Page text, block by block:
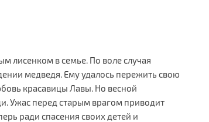
лисенком в семье. По воле случая
медведя. Ему удалось пережить свою
красавицы Лавы. Но весной
Ужас перед старым врагом приводит
ради спасения своих детей и